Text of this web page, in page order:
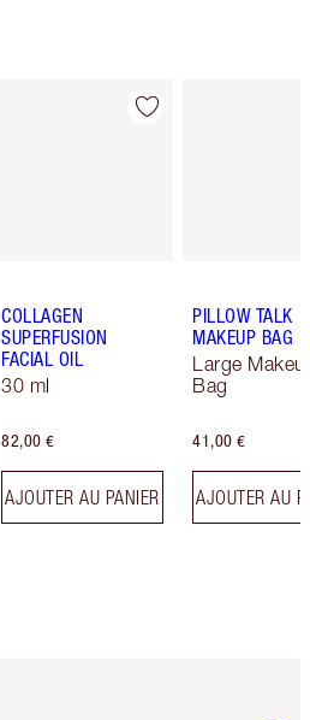
COLLAGEN
SUPERFUSION
FACIAL OIL
30 ml
82,00 €
AJOUTER AU PANIER
PILLOW TALK
MAKEUP BAG
Large
Bag
41,00 €
AJOUTER AU